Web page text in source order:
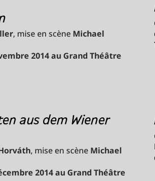
, mise en scène Michael
2014 au Grand Théâtre
aus dem Wiener
, mise en scène Michael
2014 au Grand Théâtre